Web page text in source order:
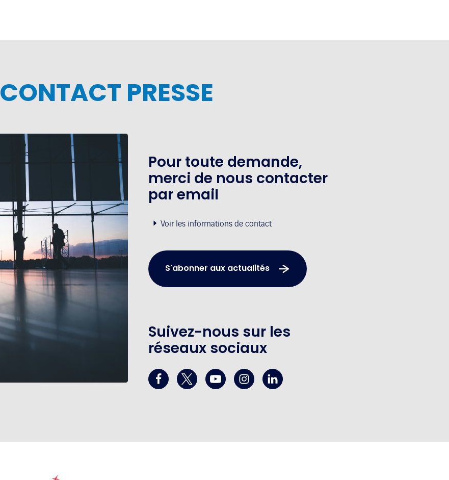
CONTACT PRESSE
Pour toute demande,
merci de nous contacter
par email
Voir les informations de contact
S'abonner aux actualités
Suivez-nous sur les
réseaux sociaux